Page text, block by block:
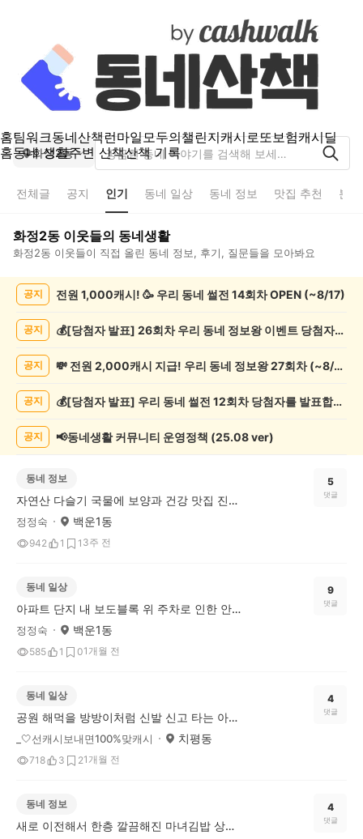
홈팀워크동네산책런마일모두의챌린지캐시로또보험캐시딜
홈동네 생활주변 산책산책 기록
화정2동
전체글 공지 인기 동네 일상 동네 정보 맛집 추천 분
화정2동 이웃들의 동네생활
화정2동 이웃들이 직접 올린 동네 정보, 후기, 질문들을 모아봐요
록
공지 전원 1,000캐시! 🥳 우리 동네 썰전 14회차 OPEN (~8/17)
공지 💰[당첨자 발표] 26회차 우리 동네 정보왕 이벤트 당첨자를 발표합니다!
공지 💸 전원 2,000캐시 지급! 우리 동네 정보왕 27회차 (~8/10)
공지 💰[당첨자 발표] 우리 동네 썰전 12회차 당첨자를 발표합니다!
공지 📢동네생활 커뮤니티 운영정책 (25.08 ver)
동네 정보
자연산 다슬기 국물에 보양과 건강 맛집 진월다슬기!
정정숙 백운1동
942 1 1 3주 전
5
댓글
동네 일상
아파트 단지 내 보도블록 위 주차로 인한 안전사고 문제가 심각하네요!
정정숙 백운1동
585 1 01개월 전
9
댓글
동네 일상
공원 해먹을 방방이처럼 신발 신고 타는 아이들 제재해야 하지 않을까요?
_🤍선캐시보내면100%맞캐시 치평동
718 3 21개월 전
4
댓글
동네 정보
새로 이전해서 한층 깔끔해진 마녀김밥 상무점 다녀왔어요 😋
4
댓글